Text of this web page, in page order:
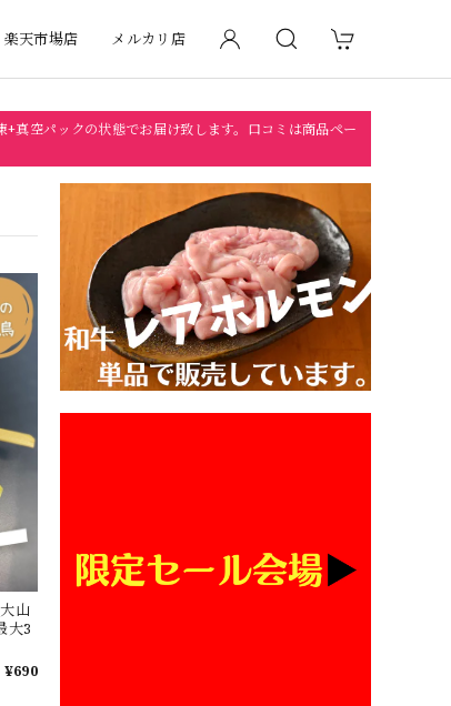
楽天市場店 メルカリ店
真空パックの状態でお届け致します。口コミは商品ペー
山
大3
¥690